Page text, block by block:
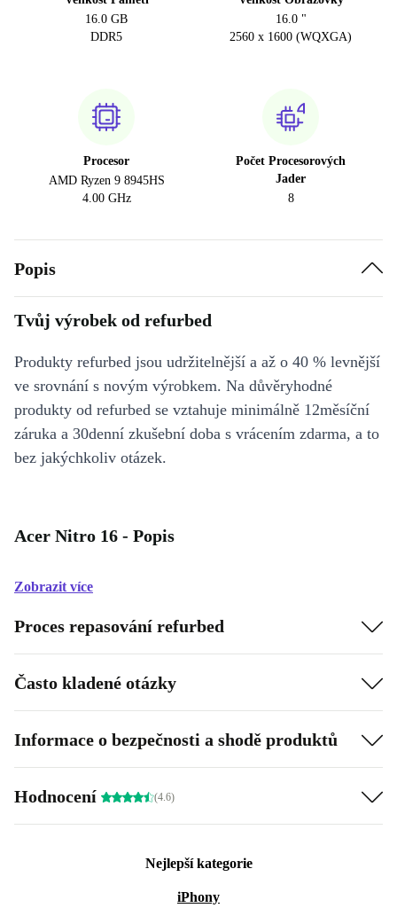
16.0 GB
DDR5
16.0 "
2560 x 1600 (WQXGA)
Procesor
AMD Ryzen 9 8945HS
4.00 GHz
Počet Procesorových
Jader
8
Popis
Tvůj výrobek od refurbed
Produkty refurbed jsou udržitelnější a až o 40 % levnější
ve srovnání s novým výrobkem. Na důvěryhodné
produkty od refurbed se vztahuje minimálně 12měsíční
záruka a 30denní zkušební doba s vrácením zdarma, a to
bez jakýchkoliv otázek.
Acer Nitro 16 - Popis
Zobrazit více
Proces repasování refurbed
Často kladené otázky
Informace o bezpečnosti a shodě produktů
Hodnocení (4.6)
Nejlepší kategorie
iPhony